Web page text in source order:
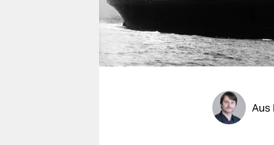
fragen & hilfe
unterstützen
abo
Aus